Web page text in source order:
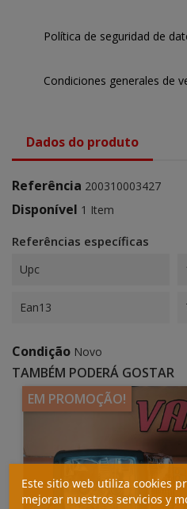
Política de seguridad de
Condiciones generales de
Dados do produto
Referência 200310003427
Disponível 1 Item
Referências específicas
Upc
Ean13
Condição Novo
TAMBÉM PODERÁ GOSTAR
EM PROMOÇÃO!
Este sitio web utiliza cookies
mejorar nuestros servicios y